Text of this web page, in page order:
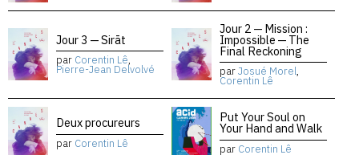
Jour 3 — Sirāt
par Corentin Lê,
Pierre-Jean Delvolvé
Jour 2 — Mission :
Impossible — The
Final Reckoning
parJosué Morel,
Corentin Lê
Deux procureurs
par Corentin Lê
Put Your Soul on
Your Hand and Walk
par Corentin Lê